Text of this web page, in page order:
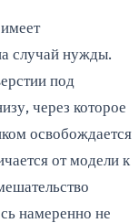
случай нужды.
под
через которое
освобождается
от модели к
намеренно не